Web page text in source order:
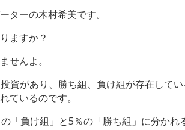
ターの木村希美です。
ますか？
せんよ。
資があり、勝ち組、負け組が存在して
ているのです。
「負け組」と5％の「勝ち組」に分かれ